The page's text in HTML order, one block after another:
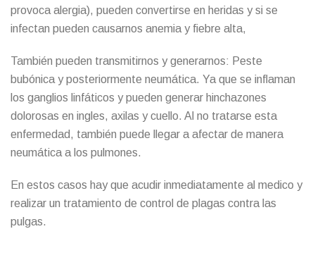
provoca alergia), pueden convertirse en heridas y si se
infectan pueden causarnos anemia y fiebre alta,
También pueden transmitirnos y generarnos: Peste
bubónica y posteriormente neumática. Ya que se inflaman
los ganglios linfáticos y pueden generar hinchazones
dolorosas en ingles, axilas y cuello. Al no tratarse esta
enfermedad, también puede llegar a afectar de manera
neumática a los pulmones.
En estos casos hay que acudir inmediatamente al medico y
realizar un tratamiento de control de plagas contra las
pulgas.